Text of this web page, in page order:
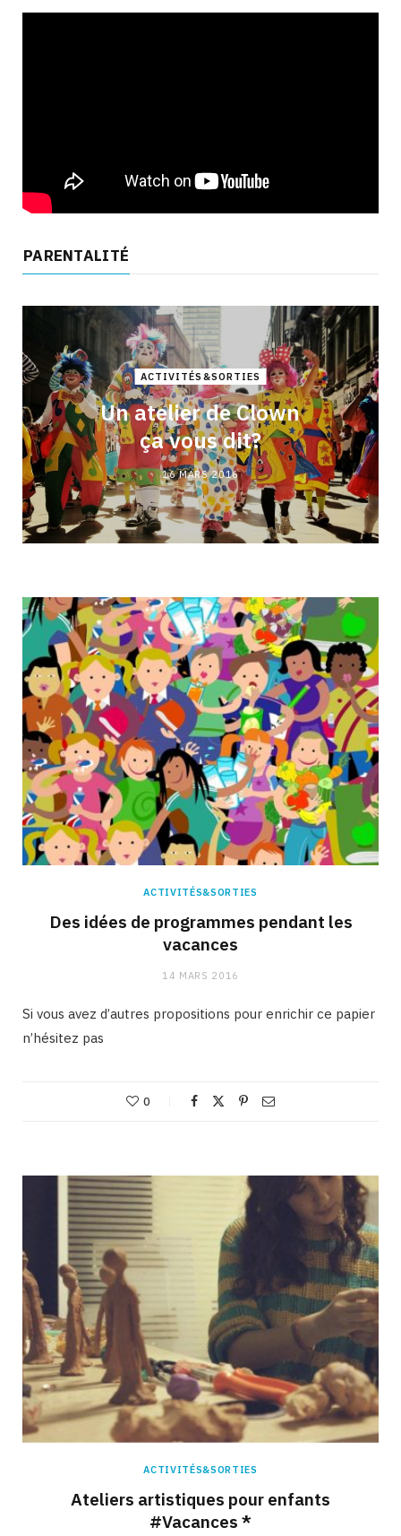
PARENTALITÉ
ACTIVITÉS&SORTIES
Un atelier de Clown
ça vous dit?
16 MARS 2016
ACTIVITÉS&SORTIES
Des idées de programmes pendant les
vacances
14 MARS 2016
Si vous avez d’autres propositions pour enrichir ce papier
n’hésitez pas
0
ACTIVITÉS&SORTIES
Ateliers artistiques pour enfants
#Vacances *